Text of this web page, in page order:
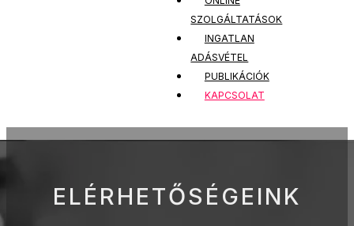
SZOLGÁLTATÁSOK
INGATLAN
ADÁSVÉTEL
PUBLIKÁCIÓK
KAPCSOLAT
ELÉRHETŐSÉGEINK